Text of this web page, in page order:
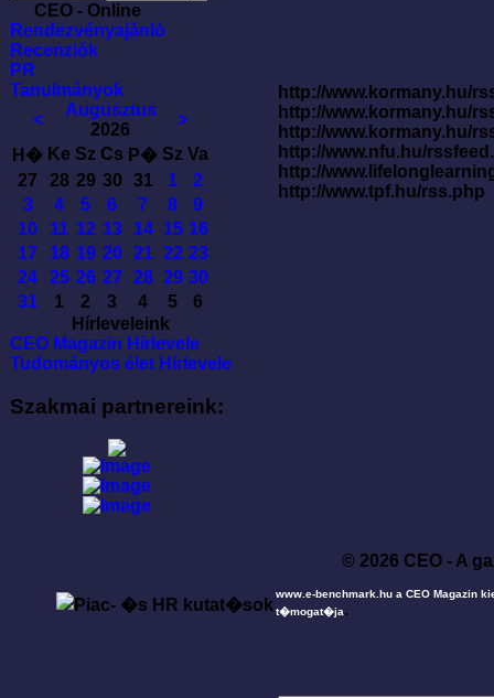
CEO - Online
Rendezvényajánló
Recenziók
PR
Tanulmányok
<
Augusztus
2026
>
H� Ke Sz Cs P� Sz Va
27
28 29 30 31 1
2
3
4 5 6 7 8
9
10
11 12 13 14 15 16
17
18 19 20 21 22 23
24
25 26 27 28 29 30
31
1 2 3 4 5
6
Hírleveleink
CEO Magazin Hírlevele
Tudományos élet Hírlevele
Szakmai partnereink:
http://www.kormany.hu/
http://www.kormany.hu/
http://www.kormany.hu/
http://www.nfu.hu/
http://
http://www.tpf.hu/rss.php
© 2026 CEO - A
www.e-benchmark.hu a CEO Magazin
t�mogat�ja.